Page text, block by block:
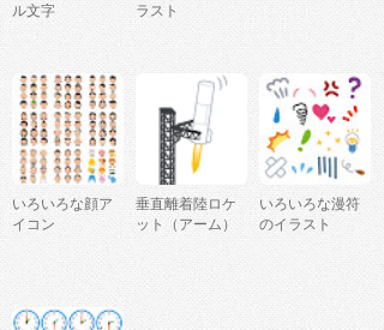
ル文字
ラスト
いろいろな顔ア
イコン
垂直離着陸ロケ
ット（アーム）
いろいろな漫符
のイラスト